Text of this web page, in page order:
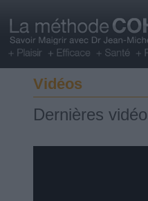
Vidéos
Dernières